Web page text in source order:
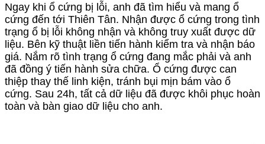
Ngay khi ổ cứng bị lỗi, anh đã tìm hiểu và mang ổ
cứng đến tới Thiên Tân. Nhận được ổ cứng trong tình
trạng ổ bị lỗi không nhận và không truy xuất được dữ
liệu. Bên kỹ thuật liền tiến hành kiểm tra và nhận báo
giá. Nắm rõ tình trạng ổ cứng đang mắc phải và anh
đã đồng ý tiến hành sửa chữa. Ổ cứng được can
thiệp thay thế linh kiện, tránh bụi mịn bám vào ổ
cứng. Sau 24h, tất cả dữ liệu đã được khôi phục hoàn
toàn và bàn giao dữ liệu cho anh.